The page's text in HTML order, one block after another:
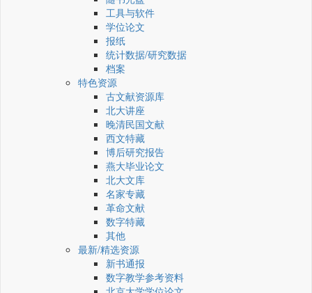
工具与软件
学位论文
报纸
统计数据/研究数据
档案
特色资源
古文献资源库
北大讲座
晚清民国文献
西文特藏
博后研究报告
燕大毕业论文
北大文库
名家专藏
革命文献
数字特藏
其他
最新/精选资源
新书通报
数字教学参考资料